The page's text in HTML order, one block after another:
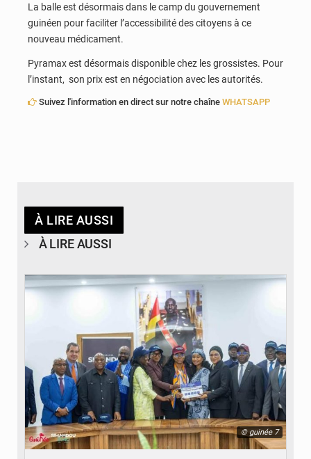
La balle est désormais dans le camp du gouvernement
guinéen pour faciliter l’accessibilité des citoyens à ce
nouveau médicament.
Pyramax est désormais disponible chez les grossistes. Pour
l’instant, son prix est en négociation avec les autorités.
Suivez l'information en direct sur notre chaîne WHATSAPP
À LIRE AUSSI
À LIRE AUSSI
© guinée 7